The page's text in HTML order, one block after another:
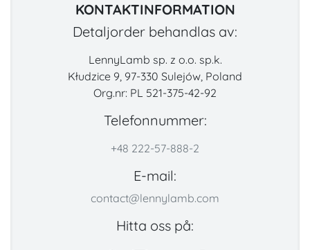
KONTAKTINFORMATION
Detaljorder behandlas av:
LennyLamb sp. z o.o. sp.k.
Kłudzice 9, 97-330 Sulejów, Poland
Org.nr: PL 521-375-42-92
Telefonnummer:
+48 222-57-888-2
E-mail:
contact@lennylamb.com
Hitta oss på: